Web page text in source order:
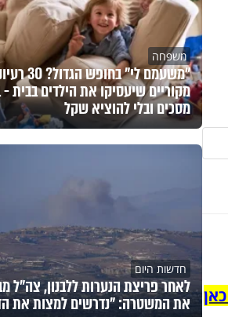
משפחה
"משעמם לי" בחופש
מקוריים שיעסיקו את הילדים בבית -
מסכים ובלי להוציא שקל
חדשות היום
לאחר פריצת הנערות ללבנון, צה״ל
את המשטרה: "נדרשים למצות את